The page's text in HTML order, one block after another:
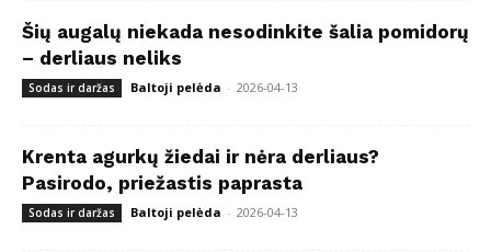
Šių augalų niekada nesodinkite šalia pomidorų
– derliaus neliks
Sodas ir daržas Baltoji pelėda - 2026-04-13
Krenta agurkų žiedai ir nėra derliaus?
Pasirodo, priežastis paprasta
Sodas ir daržas Baltoji pelėda - 2026-04-13